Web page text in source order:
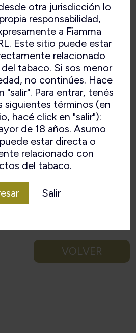
otra jurisdicción lo
responsabilidad,
a Fiamma
Este sitio puede estar
relacionado
tabaco. Si sos menor
no continúes. Hace
"salir". Para entrar, tenés
siguientes términos (en
hacé click en "salir"):
de 18 años. Asumo
estar directa o
relacionado con
del tabaco.
Salir
VOLVER